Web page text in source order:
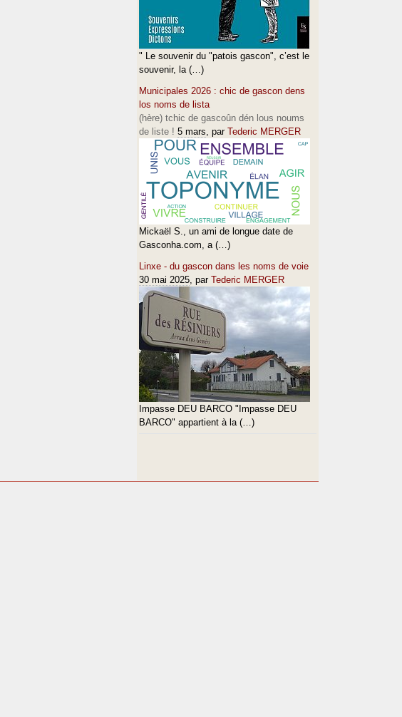
" Le souvenir du "patois gascon", c’est le
souvenir, la (…)
Municipales 2026 : chic de gascon dens
los noms de lista
(hère) tchic de gascoûn dén lous noums
de liste ! 5 mars, par Tederic MERGER
Mickaël S., un ami de longue date de
Gasconha.com, a (…)
Linxe - du gascon dans les noms de voie
30 mai 2025, par Tederic MERGER
Impasse DEU BARCO "Impasse DEU
BARCO" appartient à la (…)